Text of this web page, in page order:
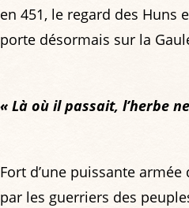
en 451, le regard des Huns
porte désormais sur la
« Là où il passait, l’herbe
Fort d’une puissante
par les guerriers des